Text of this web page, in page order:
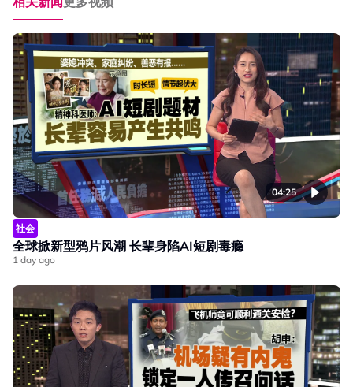
04:25
社会
全球掀新型鸦片风潮 长辈身陷AI短剧毒瘾
1 day ago